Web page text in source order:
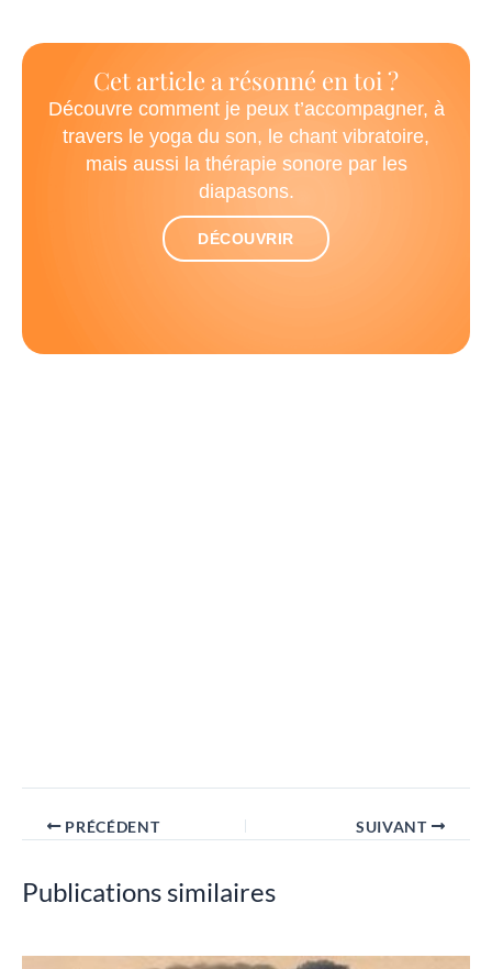
Cet article a résonné en toi ?
Découvre comment je peux t’accompagner, à
travers le yoga du son, le chant vibratoire,
mais aussi la thérapie sonore par les
diapasons.
DÉCOUVRIR
PRÉCÉDENT SUIVANT
Publications similaires